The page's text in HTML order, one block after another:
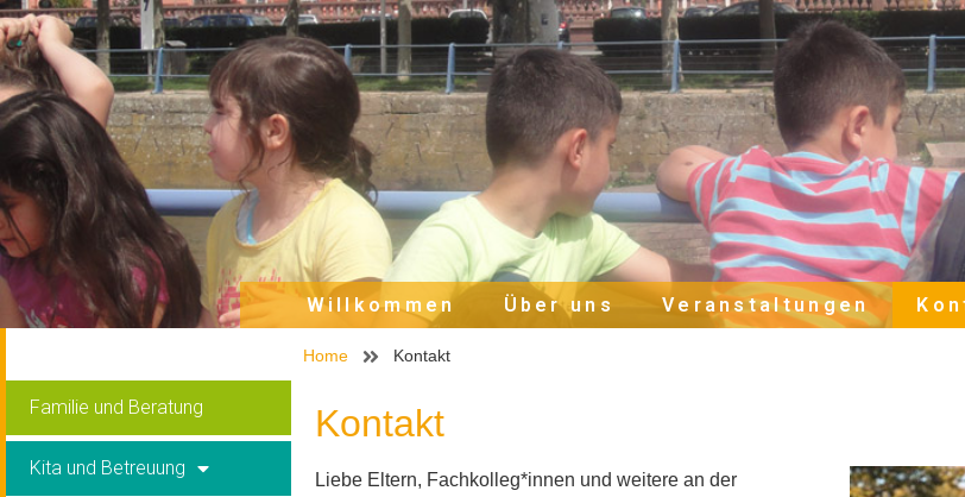
Willkommen Über uns Veranstaltungen
Home Kontakt
Familie und Beratung
Kita und Betreuung
Kontakt
Liebe Eltern, Fachkolleg*innen und weitere an der